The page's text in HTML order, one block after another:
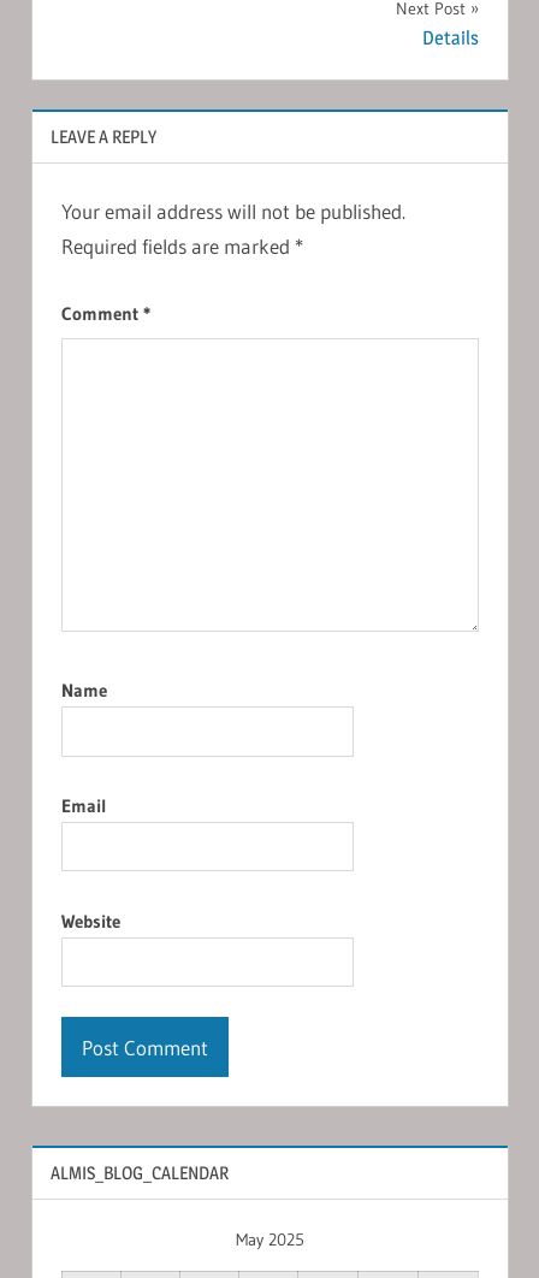
Next Post
Details
LEAVE A REPLY
Your email address will not be published.
Required fields are marked *
Comment *
Name
Email
Website
ALMIS_BLOG_CALENDAR
May 2025